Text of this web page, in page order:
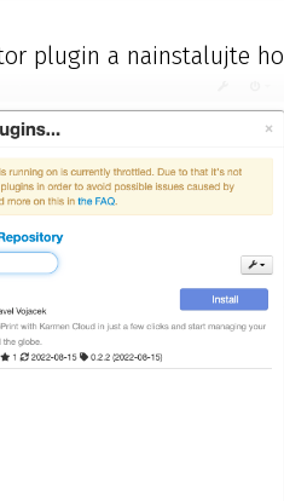
plugin a nainstalujte ho